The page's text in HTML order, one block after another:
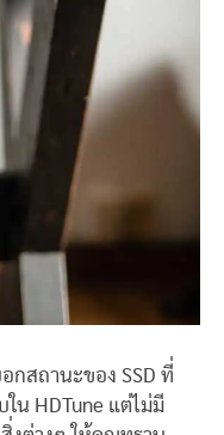
กสถานะของ SSD ที่
น HDTune แต่ไม่มี